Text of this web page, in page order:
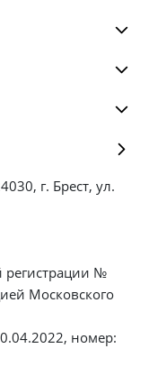
г. Брест, ул.
регистрации №
Московского
номер: